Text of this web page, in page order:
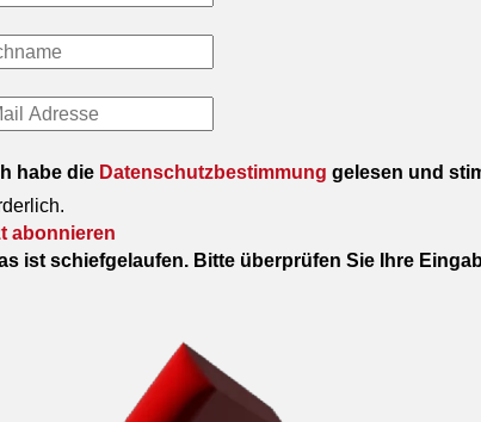
habe die Datenschutzbestimmung gelesen und
abonnieren
ist schiefgelaufen. Bitte überprüfen Sie Ihre